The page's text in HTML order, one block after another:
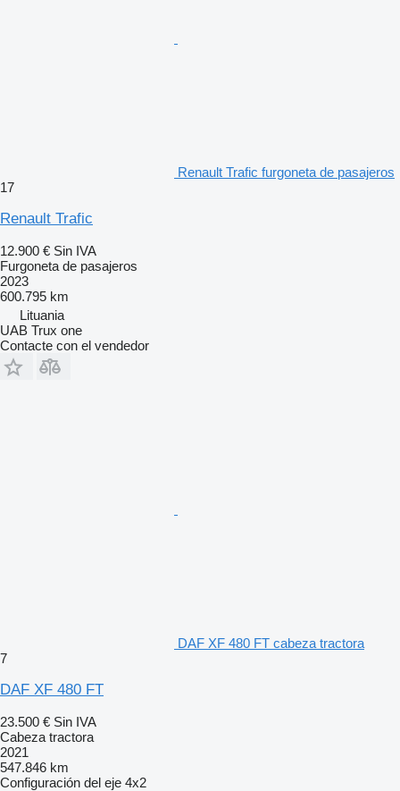
Renault Trafic furgoneta de pasajeros
17
Renault Trafic
12.900 € Sin IVA
Furgoneta de pasajeros
2023
600.795 km
Lituania
UAB Trux one
Contacte con el vendedor
DAF XF 480 FT cabeza tractora
7
DAF XF 480 FT
23.500 € Sin IVA
Cabeza tractora
2021
547.846 km
Configuración del eje 4x2